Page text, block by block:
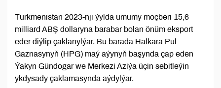
Türkmenistan 2023-nji ýylda umumy möçberi 15,6
milliard ABŞ dollaryna barabar bolan önüm eksport
eder diýlip çaklanylýar. Bu barada Halkara Pul
Gaznasynyň (HPG) maý aýynyň başynda çap eden
Ýakyn Gündogar we Merkezi Aziýa üçin sebitleýin
ykdysady çaklamasynda aýdylýar.